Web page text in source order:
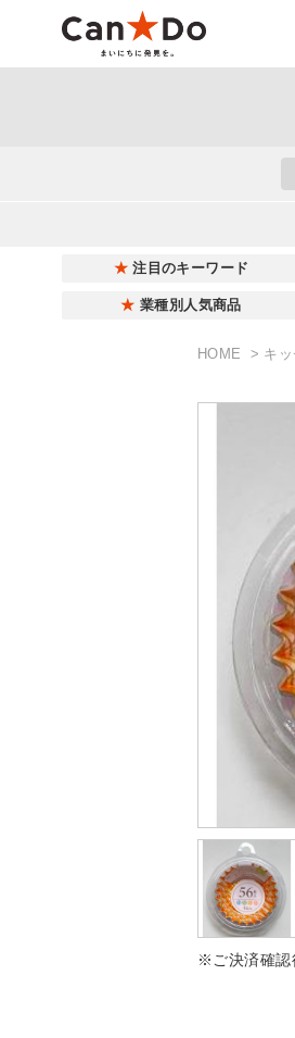
注目のキーワード
業種別人気商品
HOME キ
※ご決済確認